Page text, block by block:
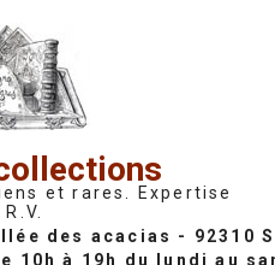
et rares. Expertise